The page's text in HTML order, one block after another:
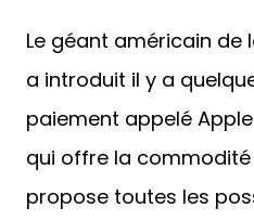
Le géant américain de
a introduit il y a
paiement appelé
qui offre la commodité
propose toutes les